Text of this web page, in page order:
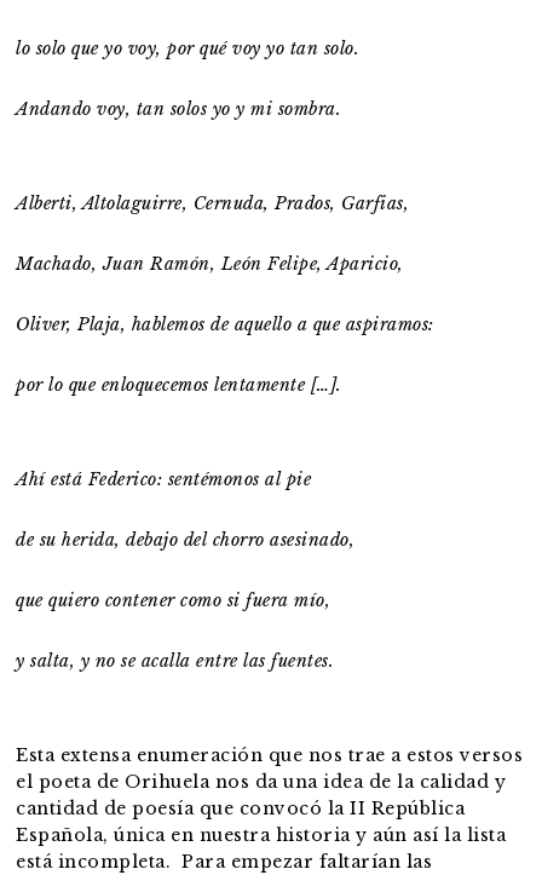
lo solo que yo voy, por qué voy yo tan solo.
Andando voy, tan solos yo y mi sombra.
Alberti, Altolaguirre, Cernuda, Prados, Garfias,
Machado, Juan Ramón, León Felipe, Aparicio,
Oliver, Plaja, hablemos de aquello a que aspiramos:
por lo que enloquecemos lentamente […].
Ahí está Federico: sentémonos al pie
de su herida, debajo del chorro asesinado,
que quiero contener como si fuera mío,
y salta, y no se acalla entre las fuentes.
Esta extensa enumeración que nos trae a estos versos
el poeta de Orihuela nos da una idea de la calidad y
cantidad de poesía que convocó la II República
Española, única en nuestra historia y aún así la lista
está incompleta. Para empezar faltarían las